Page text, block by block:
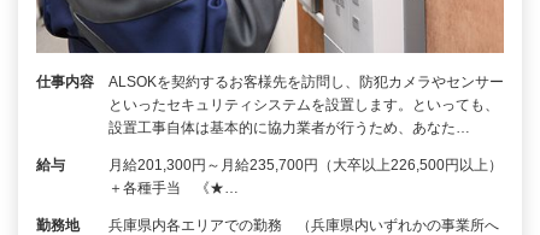
仕事内容
ALSOKを契約するお客様先を訪問し、防犯カメラやセンサー
といったセキュリティシステムを設置します。といっても、
設置工事自体は基本的に協力業者が行うため、あなた…
給与
月給201,300円～月給235,700円（大卒以上226,500円以上）
＋各種手当 《★…
勤務地
兵庫県内各エリアでの勤務 （兵庫県内いずれかの事業所へ